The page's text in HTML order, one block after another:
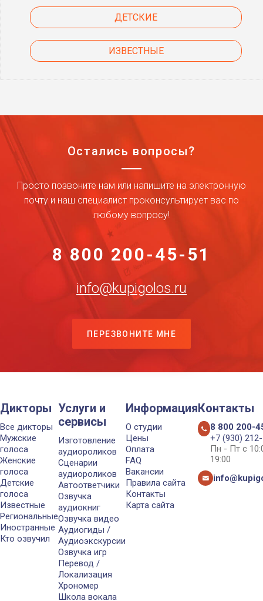
ДЕТСКИЕ
ИЗВЕСТНЫЕ
Остались вопросы?
Просто позвоните нам или напишите на электронную
почту и наш специалист проконсультирует вас по
любому вопросу!
8 800 200-45-51
info@kupigolos.ru
ПЕРЕЗВОНИТЕ МНЕ
Дикторы
Все дикторы
Мужские
голоса
Женские
голоса
Детские
голоса
Известные
Региональные
Иностранные
Кто озвучил
Услуги и
сервисы
Изготовление
аудиороликов
Сценарии
аудиороликов
Автоответчики
Озвучка
аудиокниг
Озвучка видео
Аудиогиды /
Аудиоэкскурсии
Озвучка игр
Перевод /
Локализация
Хрономер
Школа вокала
Информация
О студии
Цены
Оплата
FAQ
Вакансии
Правила сайта
Контакты
Карта сайта
Контакты
8 800 200-
+7 (930)
Пн - Пт с
19:00